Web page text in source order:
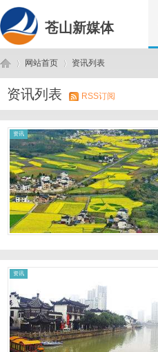
苍山新媒体
苍 ›
网站首页
›
资讯列表
资讯列表 RSS订阅
资讯
资讯